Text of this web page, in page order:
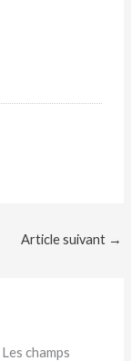
Article suivant →
Les champs